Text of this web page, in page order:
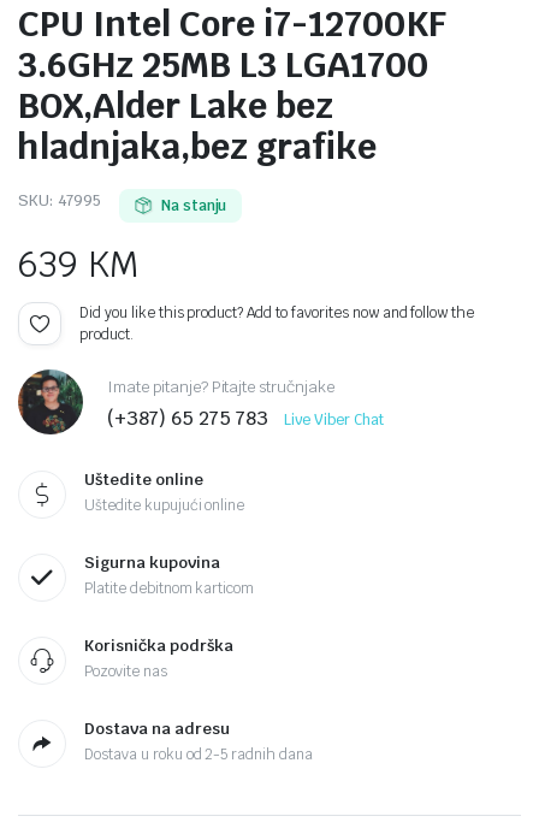
CPU Intel Core i7-12700KF
3.6GHz 25MB L3 LGA1700
BOX,Alder Lake bez
hladnjaka,bez grafike
SKU: 47995 Na stanju
639 KM
Did you like this product? Add to favorites now and follow the
product.
Imate pitanje? Pitajte stručnjake
(+387) 65 275 783 Live Viber Chat
Uštedite online
Uštedite kupujući online
Sigurna kupovina
Platite debitnom karticom
Korisnička podrška
Pozovite nas
Dostava na adresu
Dostava u roku od 2-5 radnih dana